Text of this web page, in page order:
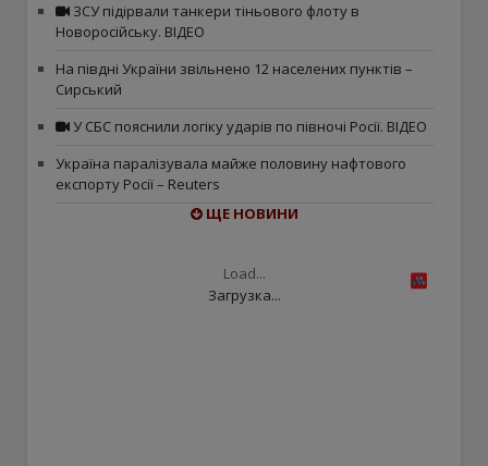
ЗСУ підірвали танкери тіньового флоту в
Новоросійську. ВІДЕО
На півдні України звільнено 12 населених пунктів –
Сирський
У СБС пояснили логіку ударів по півночі Росії. ВІДЕО
Україна паралізувала майже половину нафтового
експорту Росії – Reuters
ЩЕ НОВИНИ
Load...
Загрузка...